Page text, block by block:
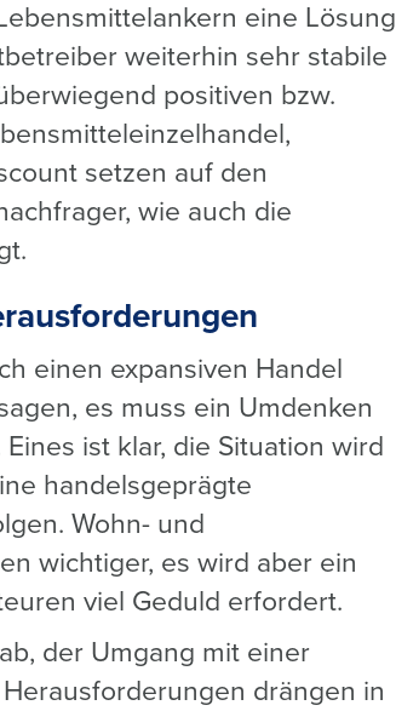
eine Lösung
weiterhin sehr stabile
positiven bzw.
setzen auf den
wie auch die
einen expansiven Handel
es muss ein Umdenken
ist klar, die Situation wird
handelsgeprägte
Wohn- und
wichtiger, es wird aber ein
viel Geduld erfordert.
der Umgang mit einer
drängen in